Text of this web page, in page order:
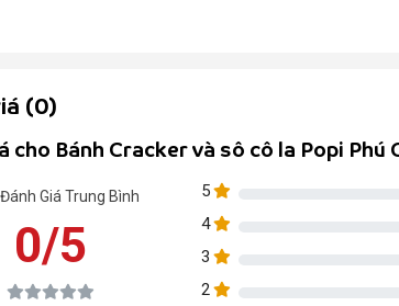
(0)
cho Bánh Cracker và sô cô la Popi Phú
Giá Trung Bình
0/5
5
4
3
2